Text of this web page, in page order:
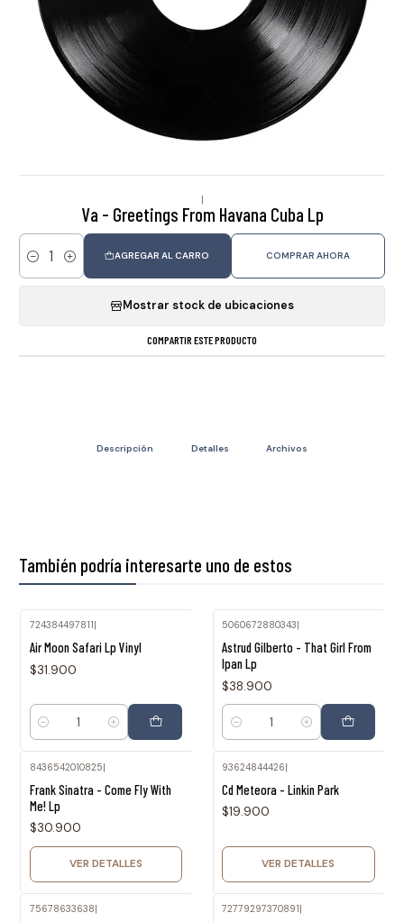
|
Va - Greetings From Havana Cuba Lp
Cantidad
AGREGAR AL CARRO COMPRAR AHORA
Mostrar stock de ubicaciones
COMPARTIR ESTE PRODUCTO
Descripción Detalles Archivos
También podría interesarte uno de estos
724384497811|
Air Moon Safari Lp Vinyl
$31.900
Cantidad
5060672880343|
Astrud Gilberto - That Girl From
Ipan Lp
$38.900
Cantidad
8436542010825|
Frank Sinatra - Come Fly With
Me! Lp
$30.900
VER DETALLES
93624844426|
Cd Meteora - Linkin Park
$19.900
VER DETALLES
75678633638 72779297370891